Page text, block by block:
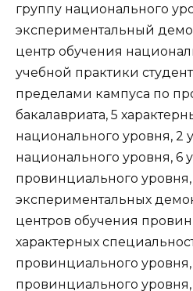
группу национального
экспериментальный
центр обучения
учебной практики
пределами кампуса по
бакалавриата, 5
национального уровня, 2
национального уровня, 6
провинциального уровня,
экспериментальных
центров обучения
характерных
провинциального
провинциального